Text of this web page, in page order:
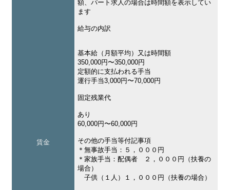
賃金
額、パート求人の場合は時間額を表示してい
ます
給与の内訳
基本給（月額平均）又は時間額
350,000円〜350,000円
定額的に支払われる手当
運行手当3,000円〜70,000円
固定残業代
あり
60,000円〜60,000円
その他の手当等付記事項
＊無事故手当：５，０００円
＊家族手当：配偶者 ２，０００円（扶養の
場合）
子供（１人）１，０００円（扶養の場合）